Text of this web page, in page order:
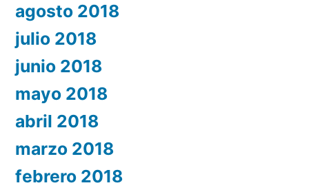
agosto 2018
julio 2018
junio 2018
mayo 2018
abril 2018
marzo 2018
febrero 2018